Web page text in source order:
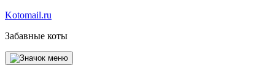
Перейти
содержимому
Kotomail.ru
Забавные коты